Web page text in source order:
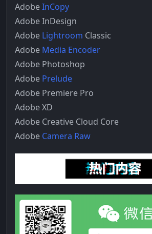
AdobeInCopy
Adobe InDesign
Adobe Lightroom Classic
Adobe Media Encoder
Adobe Photoshop
Adobe Prelude
Adobe Premiere Pro
Adobe XD
Adobe Creative Cloud Core
Adobe Camera Raw